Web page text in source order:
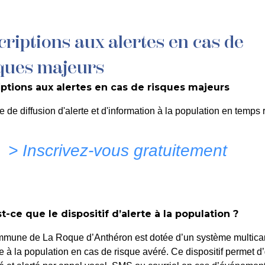
QUOTIDIEN DÉCOUVRIR LA ROQUE
À L’ACTIF
aux alertes en cas de
majeurs
aux alertes en cas de risques majeurs
de diffusion d'alerte et d'information à la population en temps
> Inscrivez-vous gratuitement
ce que le dispositif d’alerte à la population ?
de La Roque d’Anthéron est dotée d’un système
à la population en cas de risque avéré. Ce dispositif permet